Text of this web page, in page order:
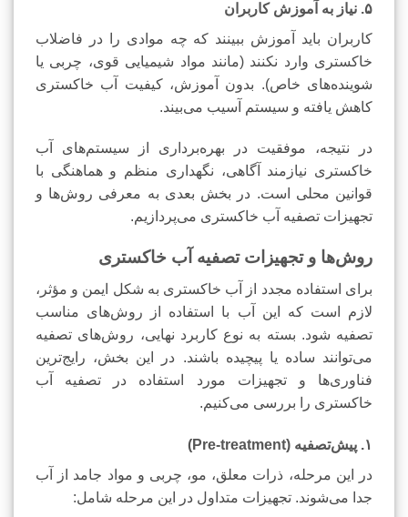
۵. نیاز به آموزش کاربران
کاربران باید آموزش ببینند که چه موادی را در فاضلاب
خاکستری وارد نکنند (مانند مواد شیمیایی قوی، چربی یا
شوینده‌های خاص). بدون آموزش، کیفیت آب خاکستری
کاهش یافته و سیستم آسیب می‌بیند.
در نتیجه، موفقیت در بهره‌برداری از سیستم‌های آب
خاکستری نیازمند آگاهی، نگهداری منظم و هماهنگی با
قوانین محلی است. در بخش بعدی به معرفی روش‌ها و
تجهیزات تصفیه آب خاکستری می‌پردازیم.
روش‌ها و تجهیزات تصفیه آب خاکستری
برای استفاده مجدد از آب خاکستری به شکل ایمن و مؤثر،
لازم است که این آب با استفاده از روش‌های مناسب
تصفیه شود. بسته به نوع کاربرد نهایی، روش‌های تصفیه
می‌توانند ساده یا پیچیده باشند. در این بخش، رایج‌ترین
فناوری‌ها و تجهیزات مورد استفاده در تصفیه آب
خاکستری را بررسی می‌کنیم.
۱. پیش‌تصفیه (Pre-treatment)
در این مرحله، ذرات معلق، مو، چربی و مواد جامد از آب
جدا می‌شوند. تجهیزات متداول در این مرحله شامل: